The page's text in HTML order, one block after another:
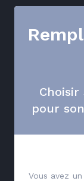
Choisir
pour
Vous avez